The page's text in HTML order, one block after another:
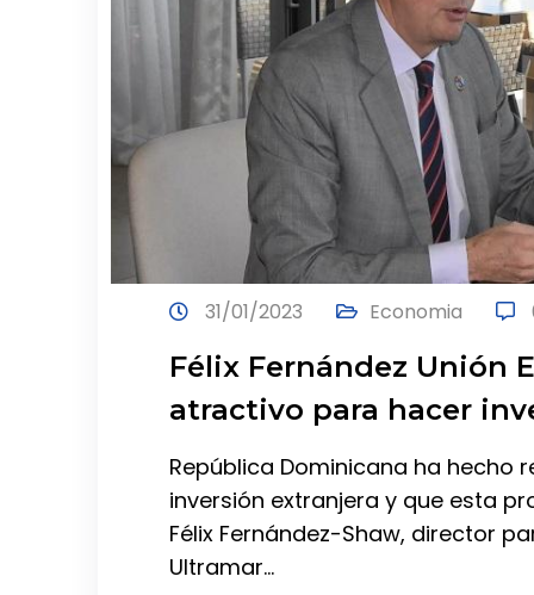
31/01/2023 Economia
Félix Fernández Unión
atractivo para hacer
República Dominicana ha
inversión extranjera y que esta
Félix Fernández-Shaw, director
Ultramar…